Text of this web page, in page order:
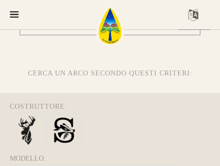
TUO LONGBOW
Questo modello si contraddistingue per la
composizione a
CERCA UN ARCO SECONDO QUESTI CRITERI:
COSTRUTTORE:
MODELLO: